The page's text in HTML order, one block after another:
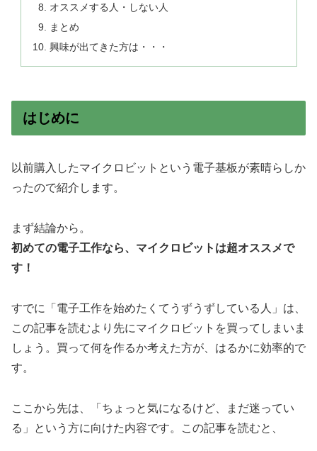
オススメする人・しない人
まとめ
興味が出てきた方は・・・
はじめに
以前購入したマイクロビットという電子基板が素晴らしか
ったので紹介します。
まず結論から。
初めての電子工作なら、マイクロビットは超オススメで
す！
すでに「電子工作を始めたくてうずうずしている人」は、
この記事を読むより先にマイクロビットを買ってしまいま
しょう。買って何を作るか考えた方が、はるかに効率的で
す。
ここから先は、「ちょっと気になるけど、まだ迷ってい
る」という方に向けた内容です。この記事を読むと、